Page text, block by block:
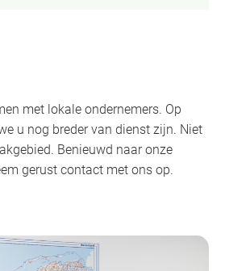
met lokale ondernemers. Op
u nog breder van dienst zijn. Niet
Benieuwd naar onze
gerust contact met ons op.